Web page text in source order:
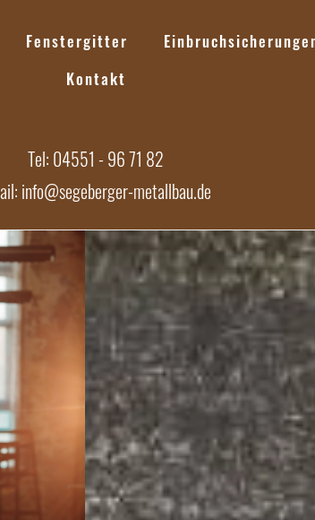
Fenstergitter
Kontakt
Tel: 04551 - 96 71 82
info@segeberger-metallbau.de